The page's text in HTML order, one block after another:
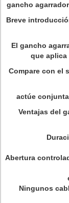
gancho
Breve
El gancho
que aplica
Compare con el
actúe
Ventajas del
Abertura
Ningunos